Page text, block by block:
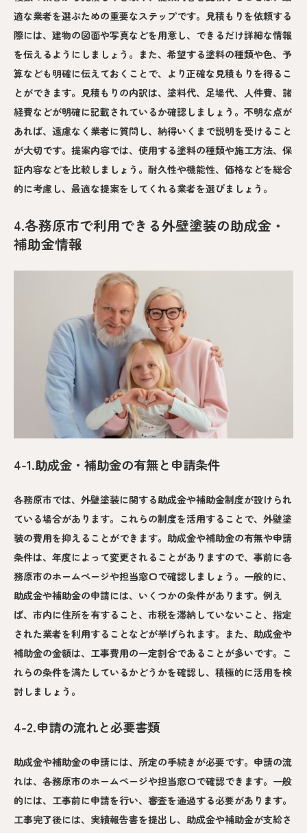
適な業者を選ぶための重要なステップです。見積もりを依頼する
際には、建物の図面や写真などを用意し、できるだけ詳細な情報
を伝えるようにしましょう。また、希望する塗料の種類や色、予
算なども明確に伝えておくことで、より正確な見積もりを得るこ
とができます。見積もりの内訳は、塗料代、足場代、人件費、諸
経費などが明確に記載されているか確認しましょう。不明な点が
あれば、遠慮なく業者に質問し、納得いくまで説明を受けること
が大切です。提案内容では、使用する塗料の種類や施工方法、保
証内容などを比較しましょう。耐久性や機能性、価格などを総合
的に考慮し、最適な提案をしてくれる業者を選びましょう。
4.各務原市で利用できる外壁塗装の助成金・
補助金情報
4-1.助成金・補助金の有無と申請条件
各務原市では、外壁塗装に関する助成金や補助金制度が設けられ
ている場合があります。これらの制度を活用することで、外壁塗
装の費用を抑えることができます。助成金や補助金の有無や申請
条件は、年度によって変更されることがありますので、事前に各
務原市のホームページや担当窓口で確認しましょう。一般的に、
助成金や補助金の申請には、いくつかの条件があります。例え
ば、市内に住所を有すること、市税を滞納していないこと、指定
された業者を利用することなどが挙げられます。また、助成金や
補助金の金額は、工事費用の一定割合であることが多いです。こ
れらの条件を満たしているかどうかを確認し、積極的に活用を検
討しましょう。
4-2.申請の流れと必要書類
助成金や補助金の申請には、所定の手続きが必要です。申請の流
れは、各務原市のホームページや担当窓口で確認できます。一般
的には、工事前に申請を行い、審査を通過する必要があります。
工事完了後には、実績報告書を提出し、助成金や補助金が支給さ